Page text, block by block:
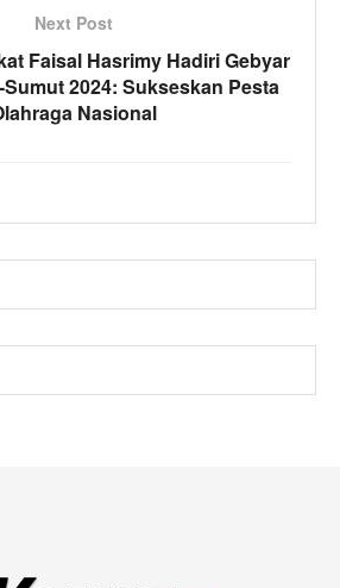
Next Post
Faisal Hasrimy Hadiri Gebyar
Sumut 2024: Sukseskan Pesta
Nasional